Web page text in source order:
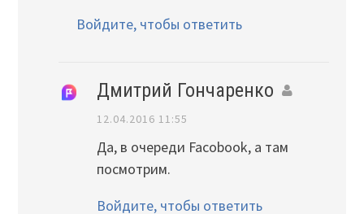
Войдите, чтобы ответить
Дмитрий Гончаренко
12.04.2016 11:55
Да, в очереди Facobook, а там
посмотрим.
Войдите, чтобы ответить